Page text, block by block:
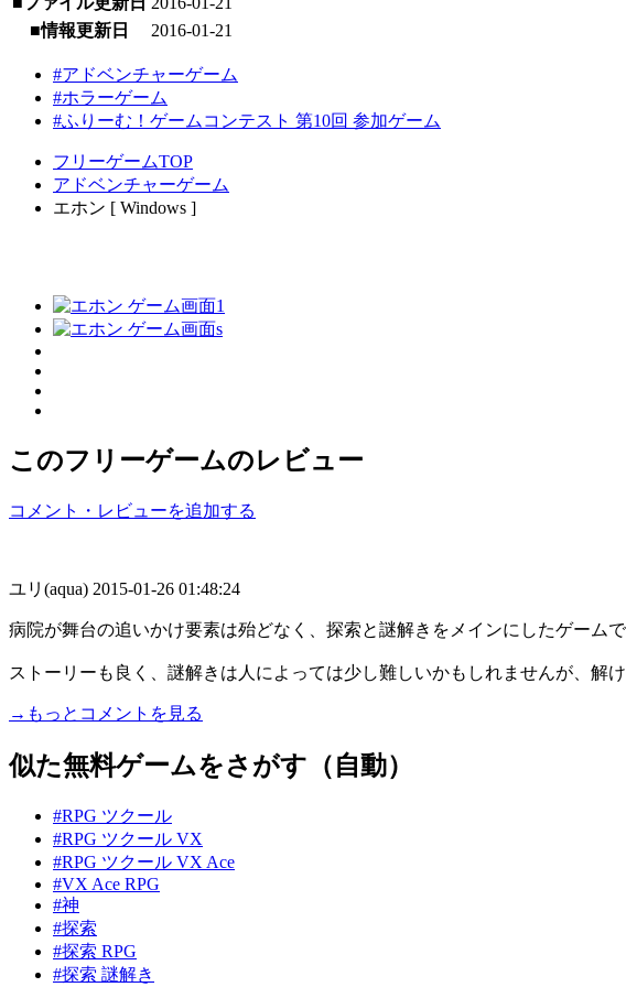
■情報更新日
2016-01-21
#アドベンチャーゲーム
#ホラーゲーム
#ふりーむ！ゲームコンテスト 第10回 参加ゲーム
フリーゲームTOP
アドベンチャーゲーム
エホン [ Windows ]
このフリーゲームのレビュー
コメント・レビューを追加する
ユリ(aqua) 2015-01-26 01:48:24
病院が舞台の追いかけ要素は殆どなく、探索と謎解きをメインにしたゲームで
ストーリーも良く、謎解きは人によっては少し難しいかもしれませんが、解
→もっとコメントを見る
似た無料ゲームをさがす（自動）
#RPG ツクール
#RPG ツクール VX
#RPG ツクール VX Ace
#VX Ace RPG
#神
#探索
#探索 RPG
#探索 謎解き